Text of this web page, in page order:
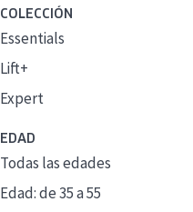
COLECCIÓN
Essentials
Lift+
Expert
EDAD
Todas las edades
Edad: de 35 a 55